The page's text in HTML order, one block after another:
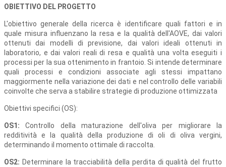
OBIETTIVO DEL PROGETTO
L'obiettivo generale della ricerca è identificare quali fattori e in
quale misura influenzano la resa e la qualità dell'AOVE, dai valori
ottenuti dai modelli di previsione, dai valori ideali ottenuti in
laboratorio, e dai valori reali di resa e qualità una volta eseguiti i
processi per la sua ottenimento in frantoio. Si intende determinare
quali processi e condizioni associate agli stessi impattano
maggiormente nella variazione dei dati e nel controllo delle variabili
coinvolte che serva a stabilire strategie di produzione ottimizzata
Obiettivi specifici (OS):
OS1: Controllo della maturazione dell'oliva per migliorare la
redditività e la qualità della produzione di oli di oliva vergini,
determinando il momento ottimale di raccolta.
OS2: Determinare la tracciabilità della perdita di qualità del frutto